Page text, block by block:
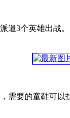
3个英雄出
要的童鞋可